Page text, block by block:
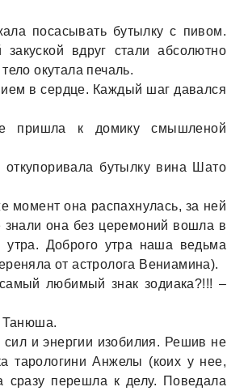
посасывать бутылку с пивом.
вдруг стали абсолютно
окутала печаль.
в сердце. Каждый шаг давался
к домику смышленой
бутылку вина Шато
момент она распахнулась, за ней
она без церемоний вошла в
утра. Доброго утра наша ведьма
от астролога Вениамина).
любимый знак зодиака?!!! –
Танюша.
и энергии изобилия. Решив не
тарологини Анжелы (коих у нее,
сразу перешла к делу. Поведала